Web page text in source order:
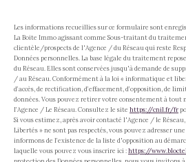
Les informations recueillies sur ce formulaire sont
La Boite Immo agissant comme Sous-traitant du
clientèle/prospects de l'Agence / du Réseau qui reste
Données personnelles. La base légale du traitement
du Réseau. Elles sont conservées jusqu'à demande de
/ au Réseau. Conformément à la loi « informatique et
d’accès, de rectification, d’effacement, d’opposition, de
données. Vous pouvez retirer votre consentement à
l’Agence / Le Réseau. Consultez le site https://cnil.fr/fr
Si vous estimez, après avoir contacté l'Agence / le
Libertés » ne sont pas respectés, vous pouvez adresser
informons de l’existence de la liste d'opposition au
laquelle vous pouvez vous inscrire ici :https://